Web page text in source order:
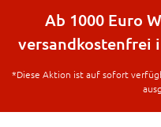
springen
Ab 1000 Euro
versandkostenfrei
*Diese Aktion ist auf sofort